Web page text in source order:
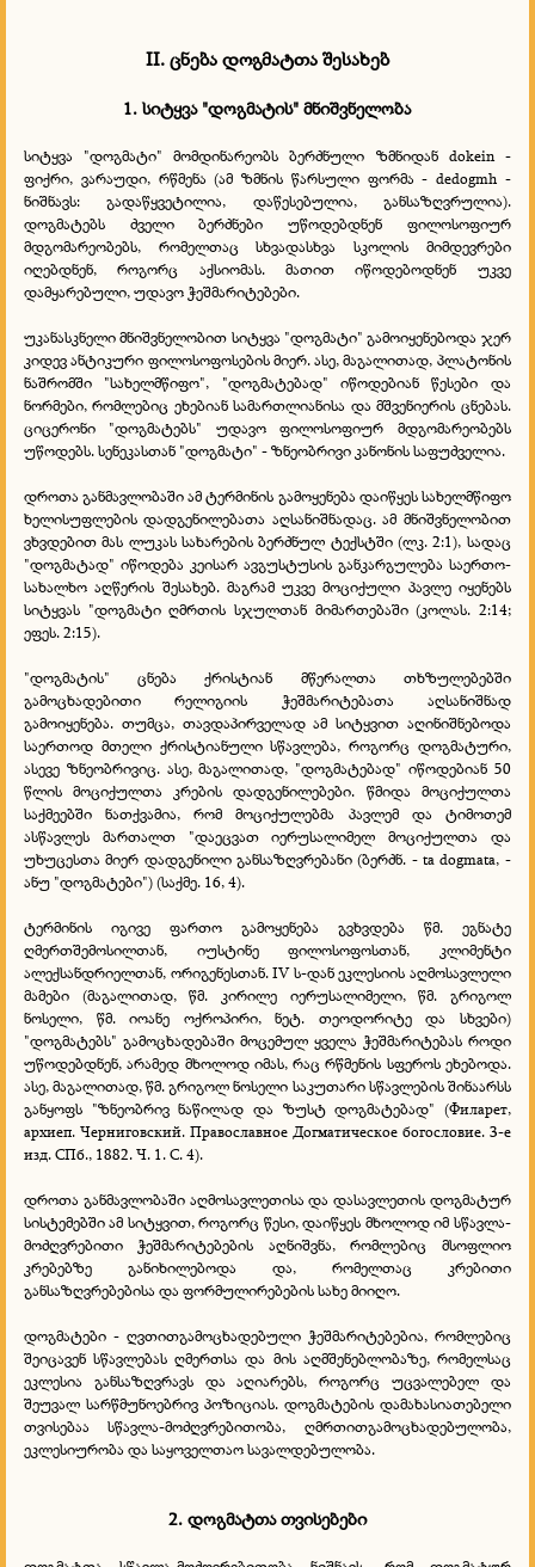
II. ცნება დოგმატთა შესახებ
1. სიტყვა "დოგმატის" მნიშვნელობა
სიტყვა "დოგმატი" მომდინარეობს ბერძნული ზმნიდან dokein -
ფიქრი, ვარაუდი, რწმენა (ამ ზმნის წარსული ფორმა - dedogmh -
ნიშნავს: გადაწყვეტილია, დაწესებულია, განსაზღვრულია).
დოგმატებს ძველი ბერძნები უწოდებდნენ ფილოსოფიურ
მდგომარეობებს, რომელთაც სხვადასხვა სკოლის მიმდევრები
იღებდნენ, როგორც აქსიომას. მათით იწოდებოდნენ უკვე
დამყარებული, უდავო ჭეშმარიტებები.
უკანასკნელი მნიშვნელობით სიტყვა "დოგმატი" გამოიყენებოდა ჯერ
კიდევ ანტიკური ფილოსოფოსების მიერ. ასე, მაგალითად, პლატონის
ნაშრომში "სახელმწიფო", "დოგმატებად" იწოდებიან წესები და
ნორმები, რომლებიც ეხებიან სამართლიანისა და მშვენიერის ცნებას.
ციცერონი "დოგმატებს" უდავო ფილოსოფიურ მდგომარეობებს
უწოდებს. სენეკასთან "დოგმატი" - ზნეობრივი კანონის საფუძველია.
დროთა განმავლობაში ამ ტერმინის გამოყენება დაიწყეს სახელმწიფო
ხელისუფლების დადგენილებათა აღსანიშნადაც. ამ მნიშვნელობით
ვხვდებით მას ლუკას სახარების ბერძნულ ტექსტში (ლკ. 2:1), სადაც
"დოგმატად" იწოდება კეისარ ავგუსტუსის განკარგულება საერთო-
სახალხო აღწერის შესახებ. მაგრამ უკვე მოციქული პავლე იყენებს
სიტყვას "დოგმატი ღმრთის სჯულთან მიმართებაში (კოლას. 2:14;
ეფეს. 2:15).
"დოგმატის" ცნება ქრისტიან მწერალთა თხზულებებში
გამოცხადებითი რელიგიის ჭეშმარიტებათა აღსანიშნად
გამოიყენება. თუმცა, თავდაპირველად ამ სიტყვით აღინიშნებოდა
საერთოდ მთელი ქრისტიანული სწავლება, როგორც დოგმატური,
ასევე ზნეობრივიც. ასე, მაგალითად, "დოგმატებად" იწოდებიან 50
წლის მოციქულთა კრების დადგენილებები. წმიდა მოციქულთა
საქმეებში ნათქვამია, რომ მოციქულებმა პავლემ და ტიმოთემ
ასწავლეს მართალთ "დაეცვათ იერუსალიმელ მოციქულთა და
უხუცესთა მიერ დადგენილი განსაზღვრებანი (ბერძნ. - ta dogmata, -
ანუ "დოგმატები") (საქმე. 16, 4).
ტერმინის იგივე ფართო გამოყენება გვხვდება წმ. ეგნატე
ღმერთშემოსილთან, იუსტინე ფილოსოფოსთან, კლიმენტი
ალექსანდრიელთან, ორიგენესთან. IV ს-დან ეკლესიის აღმოსავლელი
მამები (მაგალითად, წმ. კირილე იერუსალიმელი, წმ. გრიგოლ
ნოსელი, წმ. იოანე ოქროპირი, ნეტ. თეოდორიტე და სხვები)
"დოგმატებს" გამოცხადებაში მოცემულ ყველა ჭეშმარიტებას როდი
უწოდებდნენ, არამედ მხოლოდ იმას, რაც რწმენის სფეროს ეხებოდა.
ასე, მაგალითად, წმ. გრიგოლ ნოსელი საკუთარი სწავლების შინაარსს
განყოფს "ზნეობრივ ნაწილად და ზუსტ დოგმატებად" (Филарет,
архиеп. Черниговский. Православное Догматическое богословие. 3-е
изд. СПб., 1882. Ч. 1. С. 4).
დროთა განმავლობაში აღმოსავლეთისა და დასავლეთის დოგმატურ
სისტემებში ამ სიტყვით, როგორც წესი, დაიწყეს მხოლოდ იმ სწავლა-
მოძღვრებითი ჭეშმარიტებების აღნიშვნა, რომლებიც მსოფლიო
კრებებზე განიხილებოდა და, რომელთაც კრებითი
განსაზღვრებებისა და ფორმულირებების სახე მიიღო.
დოგმატები - ღვთითგამოცხადებული ჭეშმარიტებებია, რომლებიც
შეიცავენ სწავლებას ღმერთსა და მის აღმშენებლობაზე, რომელსაც
ეკლესია განსაზღვრავს და აღიარებს, როგორც უცვალებელ და
შეუვალ სარწმუნოებრივ პოზიციას. დოგმატების დამახასიათებელი
თვისებაა სწავლა-მოძღვრებითობა, ღმრთითგამოცხადებულობა,
ეკლესიურობა და საყოველთაო სავალდებულობა.
2. დოგმატთა თვისებები